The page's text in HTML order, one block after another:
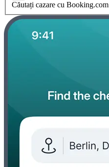
Căutați cazare cu Booking.com